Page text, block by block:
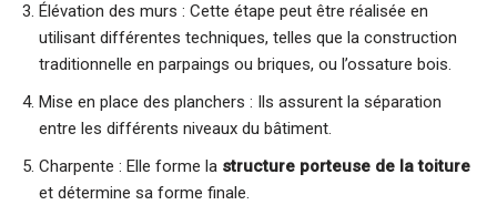
Élévation des murs : Cette étape peut être réalisée en
utilisant différentes techniques, telles que la construction
traditionnelle en parpaings ou briques, ou l’ossature bois.
Mise en place des planchers : Ils assurent la séparation
entre les différents niveaux du bâtiment.
Charpente : Elle forme la structure porteuse de la toiture
et détermine sa forme finale.